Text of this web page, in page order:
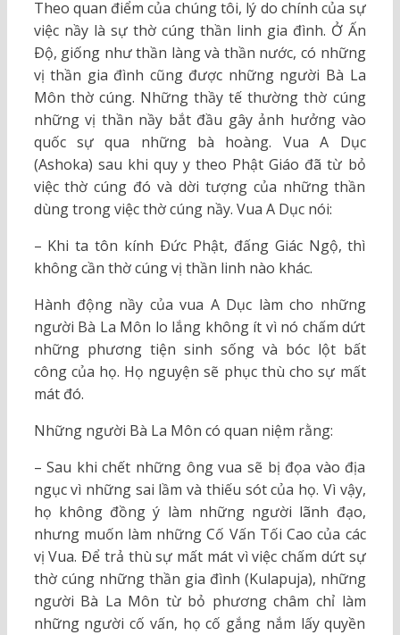
Theo quan điểm của chúng tôi, lý do chính của sự
việc nầy là sự thờ cúng thần linh gia đình. Ở Ấn
Ðộ, giống như thần làng và thần nước, có những
vị thần gia đình cũng được những người Bà La
Môn thờ cúng. Những thầy tế thường thờ cúng
những vị thần nầy bắt đầu gây ảnh hưởng vào
quốc sự qua những bà hoàng. Vua A Dục
(Ashoka) sau khi quy y theo Phật Giáo đã từ bỏ
việc thờ cúng đó và dời tượng của những thần
dùng trong việc thờ cúng nầy. Vua A Dục nói:
– Khi ta tôn kính Ðức Phật, đấng Giác Ngộ, thì
không cần thờ cúng vị thần linh nào khác.
Hành động nầy của vua A Dục làm cho những
người Bà La Môn lo lắng không ít vì nó chấm dứt
những phương tiện sinh sống và bóc lột bất
công của họ. Họ nguyện sẽ phục thù cho sự mất
mát đó.
Những người Bà La Môn có quan niệm rằng:
– Sau khi chết những ông vua sẽ bị đọa vào địa
ngục vì những sai lầm và thiếu sót của họ. Vì vậy,
họ không đồng ý làm những người lãnh đạo,
nhưng muốn làm những Cố Vấn Tối Cao của các
vị Vua. Ðể trả thù sự mất mát vì việc chấm dứt sự
thờ cúng những thần gia đình (Kulapuja), những
người Bà La Môn từ bỏ phương châm chỉ làm
những người cố vấn, họ cố gắng nắm lấy quyền